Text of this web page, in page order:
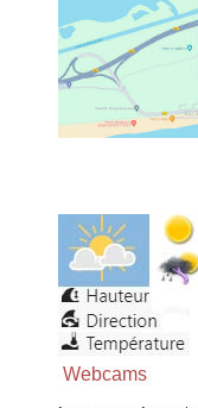
Webcams